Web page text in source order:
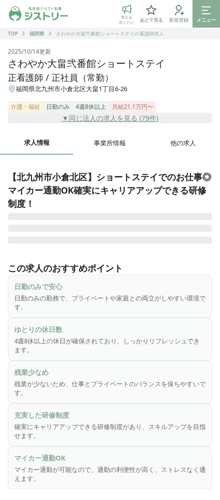
ジストリー 看護師の転職マッチング
求人を
出したい
あとで見る 新規登録
メニュー
TOP
福岡県 さわやか大畠弐番館ショートステイの看護師求人
2025/10/14更新
さわやか大畠弐番館ショートステイ
正看護師 / 正社員（常勤）
福岡県北九州市小倉北区大畠1丁目6-26
介護・福祉 日勤のみ 4週8休以上 月給21.1万円〜
▼同じ法人の求人を見る (79件)
求人情報 事業所情報 他の求人
【北九州市小倉北区】ショートステイでのお仕事◎
マイカー通勤OK確実にキャリアアップできる研修
制度！
社ウチヤマホールディングス」のグループ会社であり、安定
した基盤と誠実な運営に力を注いでいる企業で、全国で施設
を展開しています。「慈愛の心・尊厳を守る・お客様第一主
義」という理念を掲げ、お客様に安心で笑顔溢れる生活環境
を提供しています。特に大切にしているのは、お客様の「生
きがい作り」。安心・安全はもちろんのこと、お客様に楽し
く毎日を過ごしていただけるよう、お客様の立場に立ったサ
ービスを心がけています。
この求人のおすすめポイント
日勤のみで安心
日勤のみの勤務で、プライベートや家庭との両立がしやすい環境で
す。
ゆとりの休日数
4週8休以上の休日が確保されており、しっかりリフレッシュでき
ます。
残業少なめ
残業が少ないため、仕事とプライベートのバランスを保ちやすいで
す。
充実した研修制度
確実にキャリアアップできる研修制度があり、スキルアップを目指
せます。
マイカー通勤OK
マイカー通勤が可能なので、通勤の利便性が高く、ストレスなく通
えます。